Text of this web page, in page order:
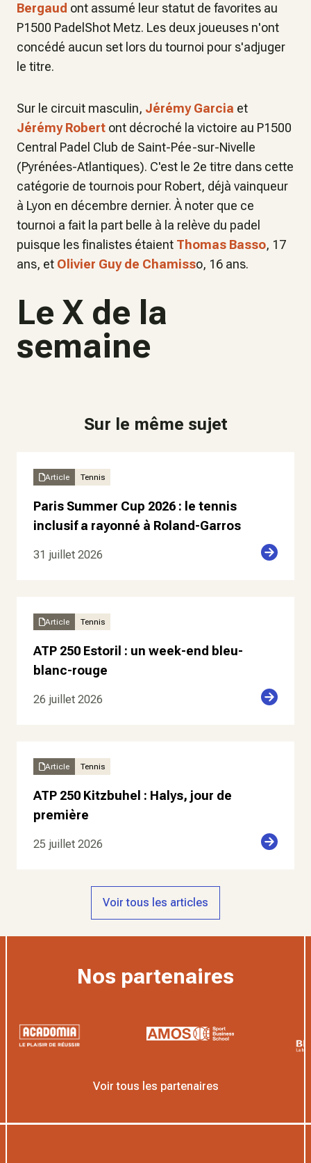
Bergaud ont assumé leur statut de favorites au
P1500 PadelShot Metz. Les deux joueuses n'ont
concédé aucun set lors du tournoi pour s'adjuger
le titre.
Sur le circuit masculin, Jérémy Garcia et
Jérémy Robert ont décroché la victoire au P1500
Central Padel Club de Saint-Pée-sur-Nivelle
(Pyrénées-Atlantiques). C'est le 2e titre dans cette
catégorie de tournois pour Robert, déjà vainqueur
à Lyon en décembre dernier. À noter que ce
tournoi a fait la part belle à la relève du padel
puisque les finalistes étaient Thomas Basso, 17
ans, et Olivier Guy de Chamisso, 16 ans.
Le X de la
semaine
Sur le même sujet
Article Tennis
Paris Summer Cup 2026 : le tennis
inclusif a rayonné à Roland-Garros
31 juillet 2026
Article Tennis
ATP 250 Estoril : un week-end bleu-
blanc-rouge
26 juillet 2026
Article Tennis
ATP 250 Kitzbuhel : Halys, jour de
première
25 juillet 2026
Voir tous les articles
Nos partenaires
Voir tous les partenaires